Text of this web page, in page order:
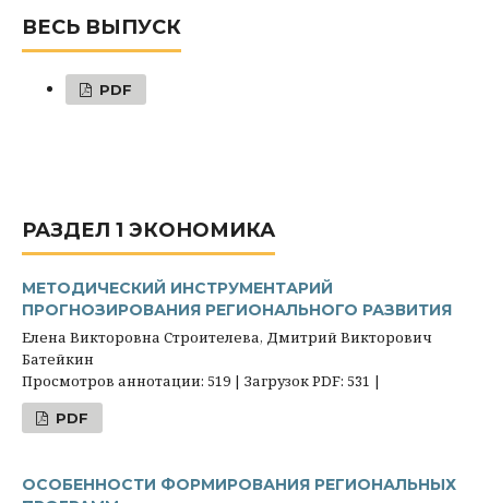
ВЕСЬ ВЫПУСК
PDF
РАЗДЕЛ 1 ЭКОНОМИКА
МЕТОДИЧЕСКИЙ ИНСТРУМЕНТАРИЙ
ПРОГНОЗИРОВАНИЯ РЕГИОНАЛЬНОГО РАЗВИТИЯ
Елена Викторовна Строителева, Дмитрий Викторович
Батейкин
Просмотров аннотации: 519 | Загрузок PDF: 531 |
PDF
ОСОБЕННОСТИ ФОРМИРОВАНИЯ РЕГИОНАЛЬНЫХ